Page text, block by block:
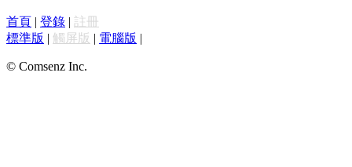
首頁 | 登錄 | 註冊
標準版 | 觸屏版 | 電腦版 |
© Comsenz Inc.